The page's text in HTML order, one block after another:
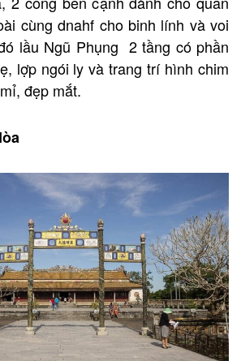
cùng dnahf cho binh lính và voi
lầu Ngũ Phụng 2 tầng có phần
lợp ngói ly và trang trí hình chim
đẹp mắt.